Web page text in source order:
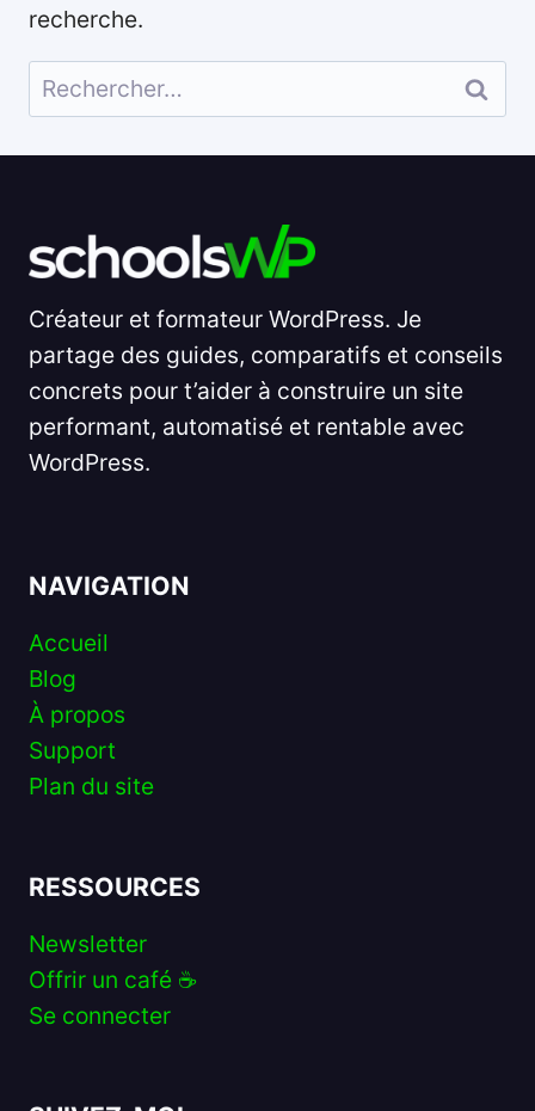
recherche.
Rechercher :
Créateur et formateur WordPress. Je
partage des guides, comparatifs et conseils
concrets pour t’aider à construire un site
performant, automatisé et rentable avec
WordPress.
NAVIGATION
Accueil
Blog
À propos
Support
Plan du site
RESSOURCES
Newsletter
Offrir un café ☕️
Se connecter